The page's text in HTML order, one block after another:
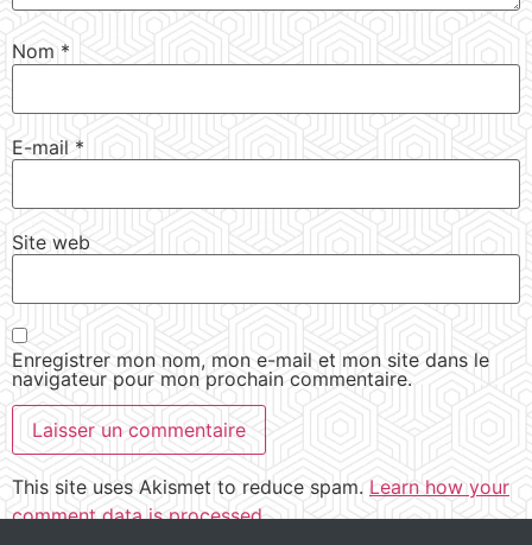
Nom *
E-mail *
Site web
Enregistrer mon nom, mon e-mail et mon site dans le
navigateur pour mon prochain commentaire.
This site uses Akismet to reduce spam. Learn how your
comment data is processed.